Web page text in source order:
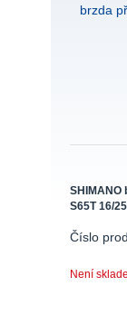
SHIMANO
S65T 16/
Číslo
Není